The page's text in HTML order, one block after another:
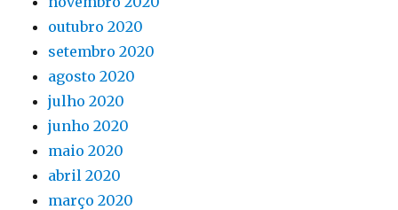
outubro 2020
setembro 2020
agosto 2020
julho 2020
junho 2020
maio 2020
abril 2020
março 2020